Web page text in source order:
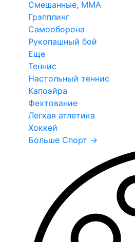
Смешанные, ММА
Грэпплинг
Самооборона
Рукопашный бой
Еще
Теннис
Настольный теннис
Капоэйра
Фехтование
Легкая атлетика
Хоккей
Больше Спорт →